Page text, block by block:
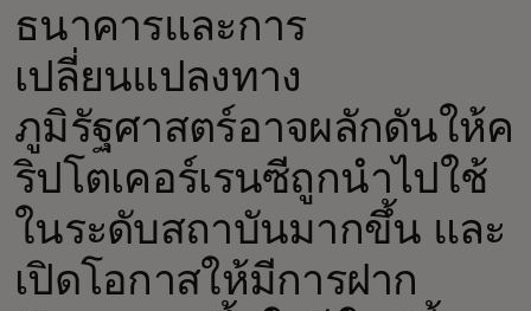
ธนาคารและการ
เปลี่ยนแปลงทาง
ภูมิรัฐศาสตร์อาจผลักดันให้ค
ริปโตเคอร์เรนซีถูกนำไปใช้
ในระดับสถาบันมากขึ้น และ
เปิดโอกาสให้มีการฝาก